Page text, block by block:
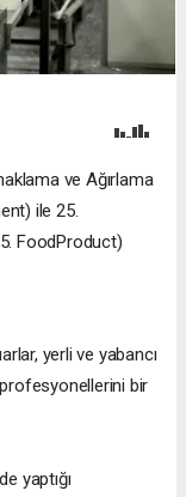
ve Ağırlama
ile 25.
FoodProduct)
yerli ve yabancı
bir
yaptığı